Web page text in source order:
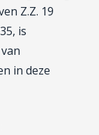
Z.Z. 19
is
in deze